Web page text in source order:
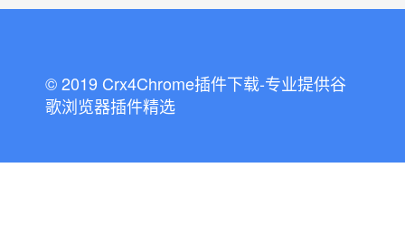
© 2019 Crx4Chrome插件下载-专业提供谷
歌浏览器插件精选